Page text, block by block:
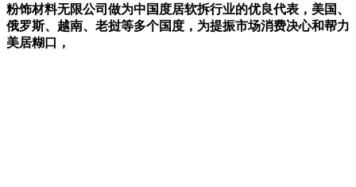
粉饰材料无限公司做为中国度居软拆行业的优良代表，美国、
俄罗斯、越南、老挝等多个国度，为提振市场消费决心和帮力
美居糊口，